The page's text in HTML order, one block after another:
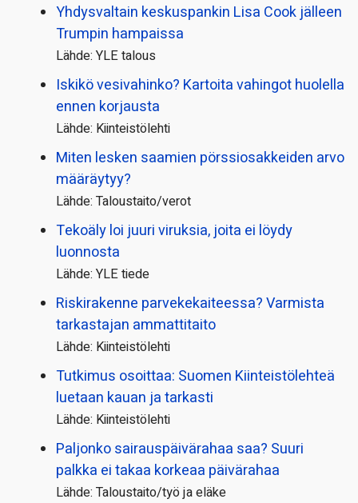
Yhdysvaltain keskuspankin Lisa Cook jälleen
Trumpin hampaissa
Lähde: YLE talous
Iskikö vesivahinko? Kartoita vahingot huolella
ennen korjausta
Lähde: Kiinteistölehti
Miten lesken saamien pörssi­osakkeiden arvo
määräytyy?
Lähde: Taloustaito/verot
Tekoäly loi juuri viruksia, joita ei löydy
luonnosta
Lähde: YLE tiede
Riskirakenne parvekekaiteessa? Varmista
tarkastajan ammattitaito
Lähde: Kiinteistölehti
Tutkimus osoittaa: Suomen Kiinteistölehteä
luetaan kauan ja tarkasti
Lähde: Kiinteistölehti
Paljonko sairauspäivä­rahaa saa? Suuri
palkka ei takaa korkeaa päivärahaa
Lähde: Taloustaito/työ ja eläke